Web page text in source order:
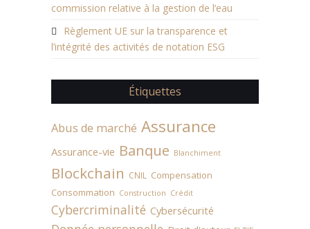
commission relative à la gestion de l’eau
Règlement UE sur la transparence et
l’intégrité des activités de notation ESG
Étiquettes
Abus de marché Assurance
Assurance-vie Banque Blanchiment
Blockchain CNIL Compensation
Consommation Construction Crédit
Cybercriminalité Cybersécurité